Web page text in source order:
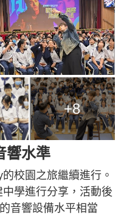
+8
響水準
校園之旅繼續進行。
學進行分享，活動後
音響設備水平相當